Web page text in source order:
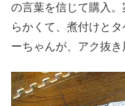
の言葉を信じて購入
らかくて、煮付けと
ーちゃんが、アク抜き